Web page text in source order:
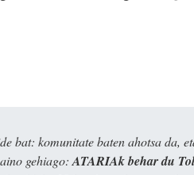
bat: komunitate baten ahotsa da,
gehiago:ATARIAk behar du